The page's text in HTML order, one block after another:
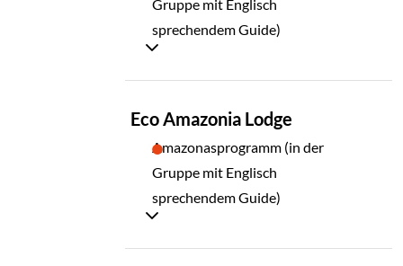
Gruppe mit Englisch
sprechendem Guide)
Eco Amazonia Lodge
Amazonasprogramm (in der
Gruppe mit Englisch
sprechendem Guide)